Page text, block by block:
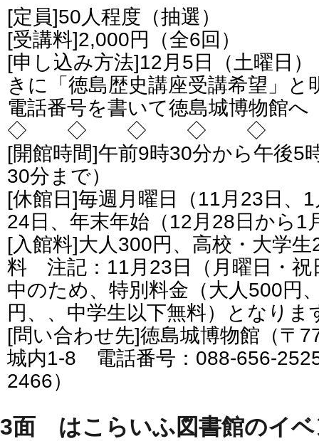
[定員]50人程度（抽選）
[受講料]2,000円（全6回）
[申し込み方法]12月5日（土曜日
きに「徳島歴史講座受講希望」と
電話番号を書いて徳島城博物館へ
◇ ◇ ◇ ◇ ◇
[開館時間]午前9時30分から午後5
30分まで）
[休館日]毎週月曜日（11月23日、
24日、年末年始（12月28日から1
[入館料]大人300円、高校・大学
料 注記：11月23日（月曜日・祝
中のため、特別料金（大人500円
円、、中学生以下無料）となりま
[問い合わせ先]徳島城博物館（〒
城内1-8 電話番号：088-656-
2466）
3面 はこらいふ図書館のイベ